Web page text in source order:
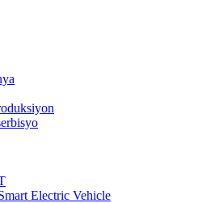
Electric Vehicle